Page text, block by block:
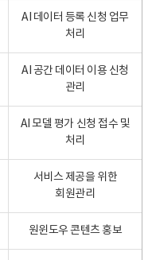
AI 데이터 등록 신청 업무
처리
AI 공간 데이터 이용 신청
관리
AI 모델 평가 신청 접수 및
처리
서비스 제공을 위한
회원관리
원윈도우 콘텐츠 홍보